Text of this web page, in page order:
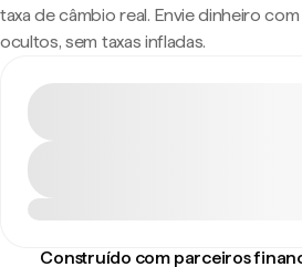
taxa de câmbio real. Envie dinheiro
ocultos, sem taxas infladas.
Construído com parceiros